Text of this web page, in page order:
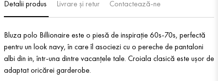
Detalii produs Livrare și retur Contactează-ne
Bluza polo Billionaire este o piesă de inspirație 60s-70s, perfectă
pentru un look navy, în care îl asociezi cu o pereche de pantaloni
albi din in, într-una dintre vacanțele tale. Croiala clasică este ușor de
adaptat oricărei garderobe.